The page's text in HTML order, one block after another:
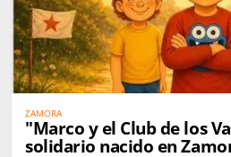
ZAMORA
"Marco y el Club de los
solidario nacido en